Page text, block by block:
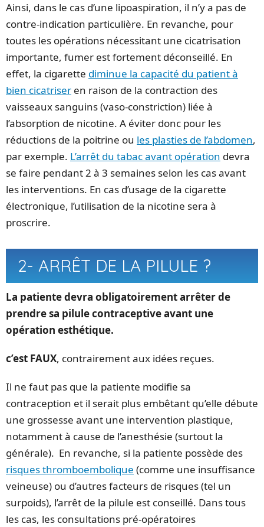
Ainsi, dans le cas d’une lipoaspiration, il n’y a pas de
contre-indication particulière. En revanche, pour
toutes les opérations nécessitant une cicatrisation
importante, fumer est fortement déconseillé. En
effet, la cigarette diminue la capacité du patient à
bien cicatriser en raison de la contraction des
vaisseaux sanguins (vaso-constriction) liée à
l’absorption de nicotine. A éviter donc pour les
réductions de la poitrine ou les plasties de l’abdomen,
par exemple. L’arrêt du tabac avant opération devra
se faire pendant 2 à 3 semaines selon les cas avant
les interventions. En cas d’usage de la cigarette
électronique, l’utilisation de la nicotine sera à
proscrire.
2- ARRÊT DE LA PILULE ?
La patiente devra obligatoirement arrêter de
prendre sa pilule contraceptive avant une
opération esthétique.
c’est FAUX, contrairement aux idées reçues.
Il ne faut pas que la patiente modifie sa
contraception et il serait plus embêtant qu’elle débute
une grossesse avant une intervention plastique,
notamment à cause de l’anesthésie (surtout la
générale). En revanche, si la patiente possède des
risques thromboembolique (comme une insuffisance
veineuse) ou d’autres facteurs de risques (tel un
surpoids), l’arrêt de la pilule est conseillé. Dans tous
les cas, les consultations pré-opératoires